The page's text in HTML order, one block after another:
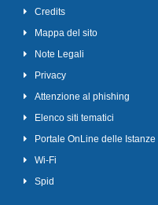
Credits
Mappa del sito
Note Legali
Privacy
Attenzione al phishing
Elenco siti tematici
Portale OnLine delle Istanze
Wi-Fi
Spid